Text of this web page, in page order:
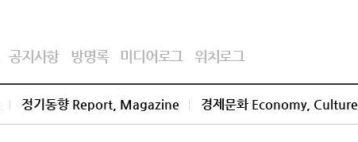
공지사항 방명록 미디어로그 위치로그
정기동향 Report, Magazine 경제문화 Economy, Culture